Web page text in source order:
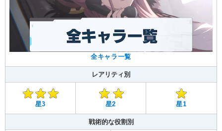
全キャラ一覧
レアリティ別
星3 星2 星1
戦術的な役割別